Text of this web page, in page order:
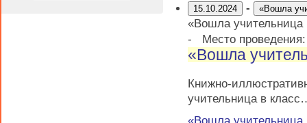
15.10.2024 - «Вошла
«Вошла
-
Место
«Вошла
Книжно-
учительница в